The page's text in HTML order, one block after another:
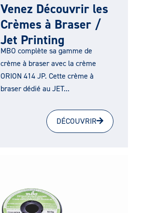
Venez Découvrir les
Crèmes à Braser /
Jet Printing
MBO complète sa gamme de
crème à braser avec la crème
ORION 414 JP. Cette crème à
braser dédié au JET...
DÉCOUVRIR